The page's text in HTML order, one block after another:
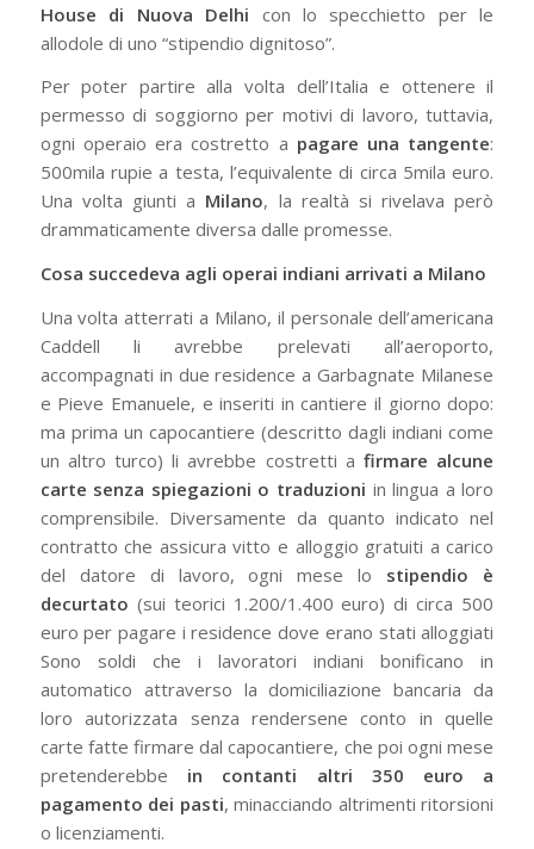
House di Nuova Delhi con lo specchietto per le
allodole di uno “stipendio dignitoso”.
Per poter partire alla volta dell’Italia e ottenere il
permesso di soggiorno per motivi di lavoro, tuttavia,
ogni operaio era costretto a pagare una tangente:
500mila rupie a testa, l’equivalente di circa 5mila euro.
Una volta giunti a Milano, la realtà si rivelava però
drammaticamente diversa dalle promesse.
Cosa succedeva agli operai indiani arrivati a Milano
Una volta atterrati a Milano, il personale dell’americana
Caddell li avrebbe prelevati all’aeroporto,
accompagnati in due residence a Garbagnate Milanese
e Pieve Emanuele, e inseriti in cantiere il giorno dopo:
ma prima un capocantiere (descritto dagli indiani come
un altro turco) li avrebbe costretti afirmare alcune
carte senza spiegazioni o traduzioni in lingua a loro
comprensibile. Diversamente da quanto indicato nel
contratto che assicura vitto e alloggio gratuiti a carico
del datore di lavoro, ogni mese lo stipendio è
decurtato (sui teorici 1.200/1.400 euro) di circa 500
euro per pagare i residence dove erano stati alloggiati
Sono soldi che i lavoratori indiani bonificano in
automatico attraverso la domiciliazione bancaria da
loro autorizzata senza rendersene conto in quelle
carte fatte firmare dal capocantiere, che poi ogni mese
pretenderebbe in contanti altri 350 euro a
pagamento dei pasti, minacciando altrimenti ritorsioni
o licenziamenti.